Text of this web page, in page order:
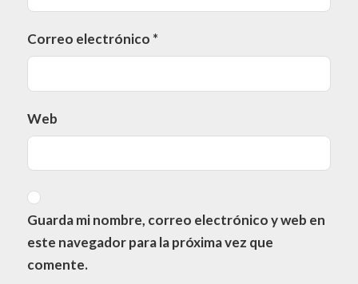
Correo electrónico *
Web
Guarda mi nombre, correo electrónico y web en
este navegador para la próxima vez que
comente.